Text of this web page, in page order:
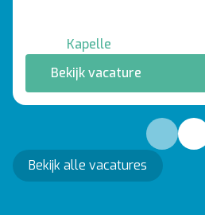
Bekijk alle vacatures
Kapelle
Bekijk vacature